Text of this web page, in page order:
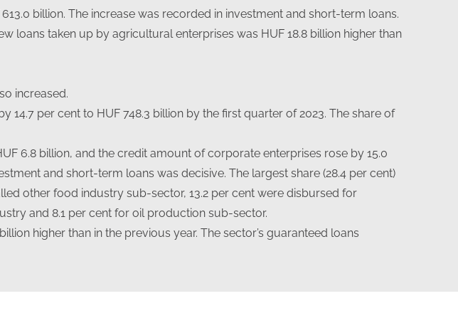
billion. The increase was recorded in investment and short-term loans.
loans taken up by agricultural enterprises was HUF 18.8 billion higher than
increased.
per cent to HUF 748.3 billion by the first quarter of 2023. The share of
6.8 billion, and the credit amount of corporate enterprises rose by 15.0
and short-term loans was decisive. The largest share (28.4 per cent)
other food industry sub-sector, 13.2 per cent were disbursed for
and 8.1 per cent for oil production sub-sector.
higher than in the previous year. The sector’s guaranteed loans